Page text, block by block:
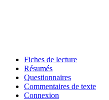
Fiches de lecture
Résumés
Questionnaires
Commentaires de texte
Connexion